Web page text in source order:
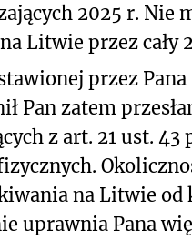
2025 r. Nie
Litwie przez cały
przez
Pan zatem
z art. 21 ust. 43
na Litwie od
uprawnia Pana